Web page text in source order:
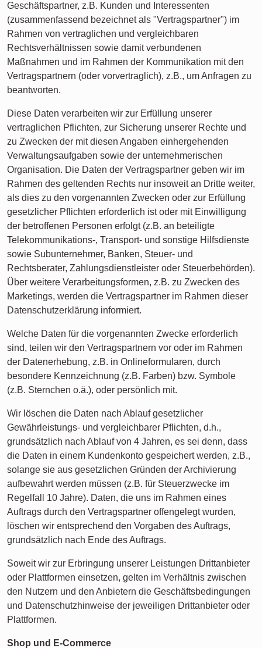
Geschäftspartner, z.B. Kunden und Interessenten
(zusammenfassend bezeichnet als "Vertragspartner") im
Rahmen von vertraglichen und vergleichbaren
Rechtsverhältnissen sowie damit verbundenen
Maßnahmen und im Rahmen der Kommunikation mit den
Vertragspartnern (oder vorvertraglich), z.B., um Anfragen zu
beantworten.
Diese Daten verarbeiten wir zur Erfüllung unserer
vertraglichen Pflichten, zur Sicherung unserer Rechte und
zu Zwecken der mit diesen Angaben einhergehenden
Verwaltungsaufgaben sowie der unternehmerischen
Organisation. Die Daten der Vertragspartner geben wir im
Rahmen des geltenden Rechts nur insoweit an Dritte weiter,
als dies zu den vorgenannten Zwecken oder zur Erfüllung
gesetzlicher Pflichten erforderlich ist oder mit Einwilligung
der betroffenen Personen erfolgt (z.B. an beteiligte
Telekommunikations-, Transport- und sonstige Hilfsdienste
sowie Subunternehmer, Banken, Steuer- und
Rechtsberater, Zahlungsdienstleister oder Steuerbehörden).
Über weitere Verarbeitungsformen, z.B. zu Zwecken des
Marketings, werden die Vertragspartner im Rahmen dieser
Datenschutzerklärung informiert.
Welche Daten für die vorgenannten Zwecke erforderlich
sind, teilen wir den Vertragspartnern vor oder im Rahmen
der Datenerhebung, z.B. in Onlineformularen, durch
besondere Kennzeichnung (z.B. Farben) bzw. Symbole
(z.B. Sternchen o.ä.), oder persönlich mit.
Wir löschen die Daten nach Ablauf gesetzlicher
Gewährleistungs- und vergleichbarer Pflichten, d.h.,
grundsätzlich nach Ablauf von 4 Jahren, es sei denn, dass
die Daten in einem Kundenkonto gespeichert werden, z.B.,
solange sie aus gesetzlichen Gründen der Archivierung
aufbewahrt werden müssen (z.B. für Steuerzwecke im
Regelfall 10 Jahre). Daten, die uns im Rahmen eines
Auftrags durch den Vertragspartner offengelegt wurden,
löschen wir entsprechend den Vorgaben des Auftrags,
grundsätzlich nach Ende des Auftrags.
Soweit wir zur Erbringung unserer Leistungen Drittanbieter
oder Plattformen einsetzen, gelten im Verhältnis zwischen
den Nutzern und den Anbietern die Geschäftsbedingungen
und Datenschutzhinweise der jeweiligen Drittanbieter oder
Plattformen.
Shop und E-Commerce